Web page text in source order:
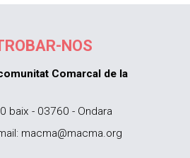
NOS
Comarcal de la
baix - 03760 - Ondara
macma@macma.org